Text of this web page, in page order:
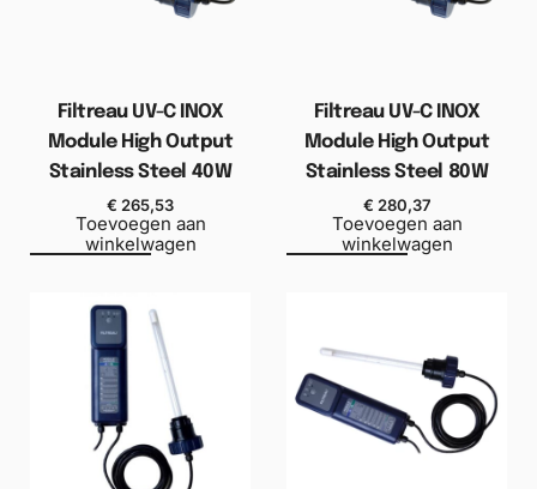
Filtreau UV-C INOX
Module High Output
Stainless Steel 40W
€ 265,53
Toevoegen aan
winkelwagen
Filtreau UV-C INOX
Module High Output
Stainless Steel 80W
€ 280,37
Toevoegen aan
winkelwagen